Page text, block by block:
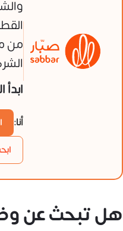
من
أنا:
هل تبحث عن